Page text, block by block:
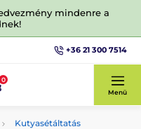
mindenre a
+36 21 300 7514
0
Menü
Kutyasétáltatás